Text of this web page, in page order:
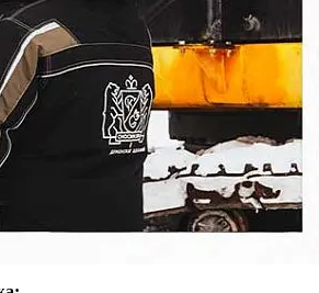
в безопасности! Мы гарантируем
к чему Вас не обязывает!